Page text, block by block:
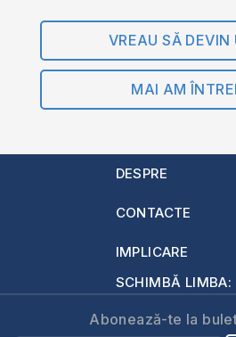
VREAU SĂ DEVIN
MAI AM
DESPRE
CONTACTE
IMPLICARE
SCHIMBĂ LIMBA:
Abonează-te la